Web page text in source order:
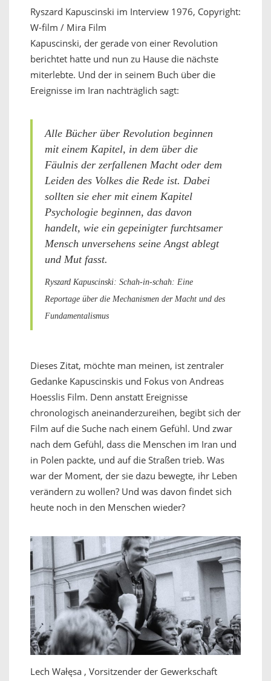
Ryszard Kapuscinski im Interview 1976, Copyright:
W-film / Mira Film
Kapuscinski, der gerade von einer Revolution
berichtet hatte und nun zu Hause die nächste
miterlebte. Und der in seinem Buch über die
Ereignisse im Iran nachträglich sagt:
Alle Bücher über Revolution beginnen
mit einem Kapitel, in dem über die
Fäulnis der zerfallenen Macht oder dem
Leiden des Volkes die Rede ist. Dabei
sollten sie eher mit einem Kapitel
Psychologie beginnen, das davon
handelt, wie ein gepeinigter furchtsamer
Mensch unversehens seine Angst ablegt
und Mut fasst.
Ryszard Kapuscinski: Schah-in-schah: Eine
Reportage über die Mechanismen der Macht und des
Fundamentalismus
Dieses Zitat, möchte man meinen, ist zentraler
Gedanke Kapuscinskis und Fokus von Andreas
Hoesslis Film. Denn anstatt Ereignisse
chronologisch aneinanderzureihen, begibt sich der
Film auf die Suche nach einem Gefühl. Und zwar
nach dem Gefühl, dass die Menschen im Iran und
in Polen packte, und auf die Straßen trieb. Was
war der Moment, der sie dazu bewegte, ihr Leben
verändern zu wollen? Und was davon findet sich
heute noch in den Menschen wieder?
Lech Wałęsa , Vorsitzender der Gewerkschaft